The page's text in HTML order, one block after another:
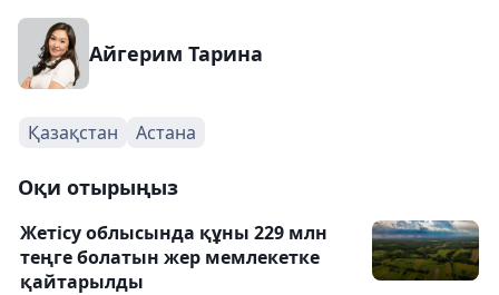
Айгерим Тарина
Қазақстан Астана
Оқи отырыңыз
Жетісу облысында құны 229 млн
теңге болатын жер мемлекетке
қайтарылды